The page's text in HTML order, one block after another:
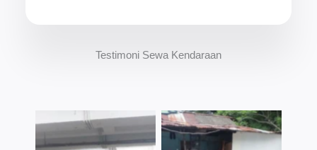
Testimoni Sewa Kendaraan